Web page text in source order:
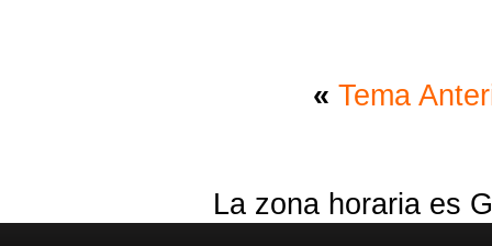
« Tema
La zona horaria es